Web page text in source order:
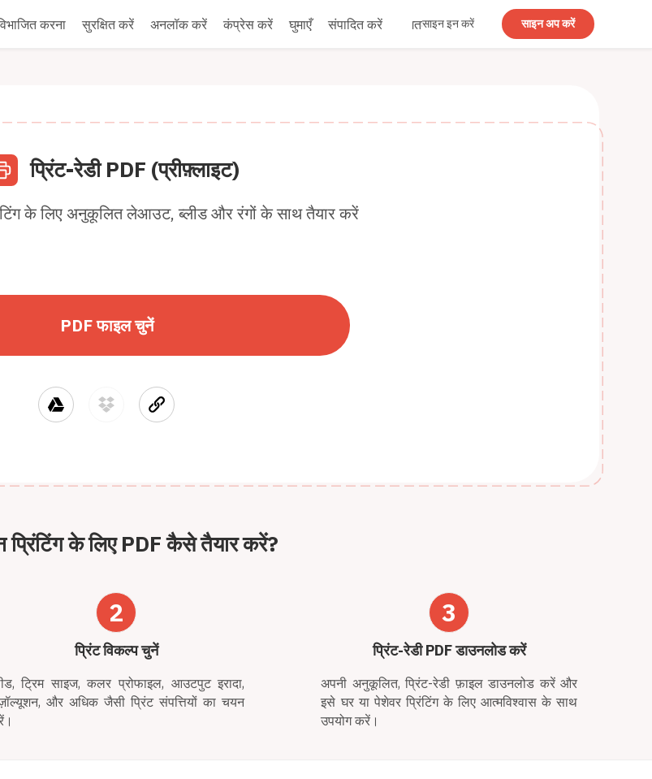
करना सुरक्षित करें अनलॉक करें कंप्रेस करें घुमाएँ संपादित करें समतलसाइन इन करें साइन अप करें
प्रिंट-रेडी PDF (प्रीफ़्लाइट)
के लिए अनुकूलित लेआउट, ब्लीड और रंगों के साथ तैयार करें
PDF फाइल चुनें
के लिए PDF कैसे तैयार करें?
2
प्रिंट विकल्प चुनें
ट्रिम साइज, कलर प्रोफाइल, आउटपुट इरादा,
और अधिक जैसी प्रिंट संपत्तियों का चयन
3
प्रिंट-रेडी PDF डाउनलोड करें
अपनी अनुकूलित, प्रिंट-रेडी फ़ाइल डाउनलोड करें और
इसे घर या पेशेवर प्रिंटिंग के लिए आत्मविश्वास के साथ
उपयोग करें।